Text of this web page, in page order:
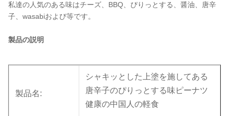
私達の人気のある味はチーズ、BBQ、ぴりっとする、醤油、唐辛
子、wasabiおよび等です。
製品の説明
製品名:
シャキッとした上塗を施してある
唐辛子のぴりっとする味ピーナツ
健康の中国人の軽食